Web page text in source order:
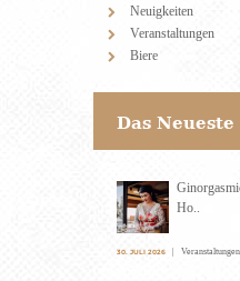
Neuigkeiten
Veranstaltungen
Biere
Das Neueste
Ho..
30. JULI 2026 Veranstaltungen